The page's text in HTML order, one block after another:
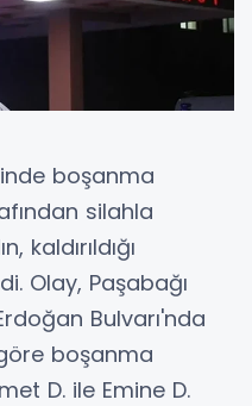
boşanma
silahla
kaldırıldığı
Olay, Paşabağı
Bulvarı'nda
boşanma
D. ile Emine D.